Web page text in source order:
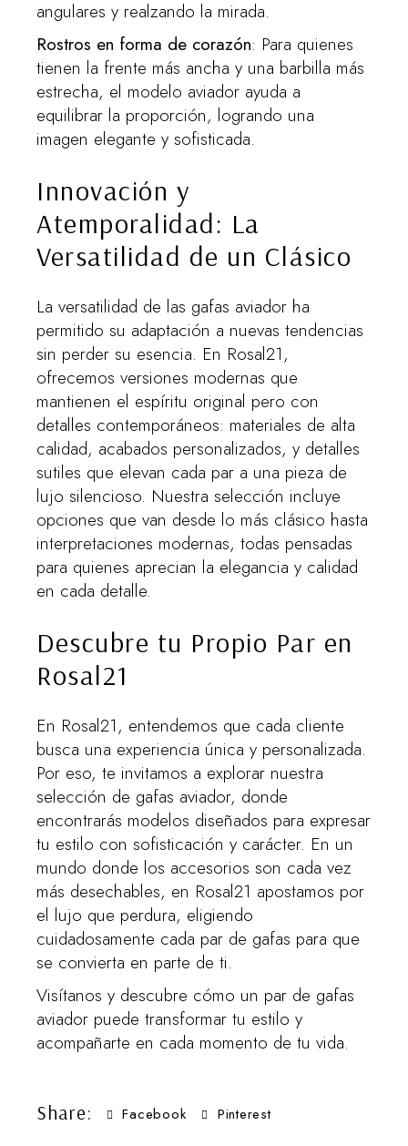
angulares y realzando la mirada.
Rostros en forma de corazón: Para quienes
tienen la frente más ancha y una barbilla más
estrecha, el modelo aviador ayuda a
equilibrar la proporción, logrando una
imagen elegante y sofisticada.
Innovación y
Atemporalidad: La
Versatilidad de un Clásico
La versatilidad de las gafas aviador ha
permitido su adaptación a nuevas tendencias
sin perder su esencia. En Rosal21,
ofrecemos versiones modernas que
mantienen el espíritu original pero con
detalles contemporáneos: materiales de alta
calidad, acabados personalizados, y detalles
sutiles que elevan cada par a una pieza de
lujo silencioso. Nuestra selección incluye
opciones que van desde lo más clásico hasta
interpretaciones modernas, todas pensadas
para quienes aprecian la elegancia y calidad
en cada detalle.
Descubre tu Propio Par en
Rosal21
En Rosal21, entendemos que cada cliente
busca una experiencia única y personalizada.
Por eso, te invitamos a explorar nuestra
selección de gafas aviador, donde
encontrarás modelos diseñados para expresar
tu estilo con sofisticación y carácter. En un
mundo donde los accesorios son cada vez
más desechables, en Rosal21 apostamos por
el lujo que perdura, eligiendo
cuidadosamente cada par de gafas para que
se convierta en parte de ti.
Visítanos y descubre cómo un par de gafas
aviador puede transformar tu estilo y
acompañarte en cada momento de tu vida.
Share: Facebook Pinterest